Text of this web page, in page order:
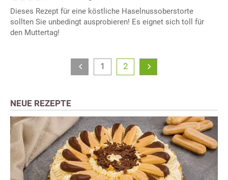
Dieses Rezept für eine köstliche Haselnussoberstorte
sollten Sie unbedingt ausprobieren! Es eignet sich toll für
den Muttertag!
1 2
NEUE REZEPTE